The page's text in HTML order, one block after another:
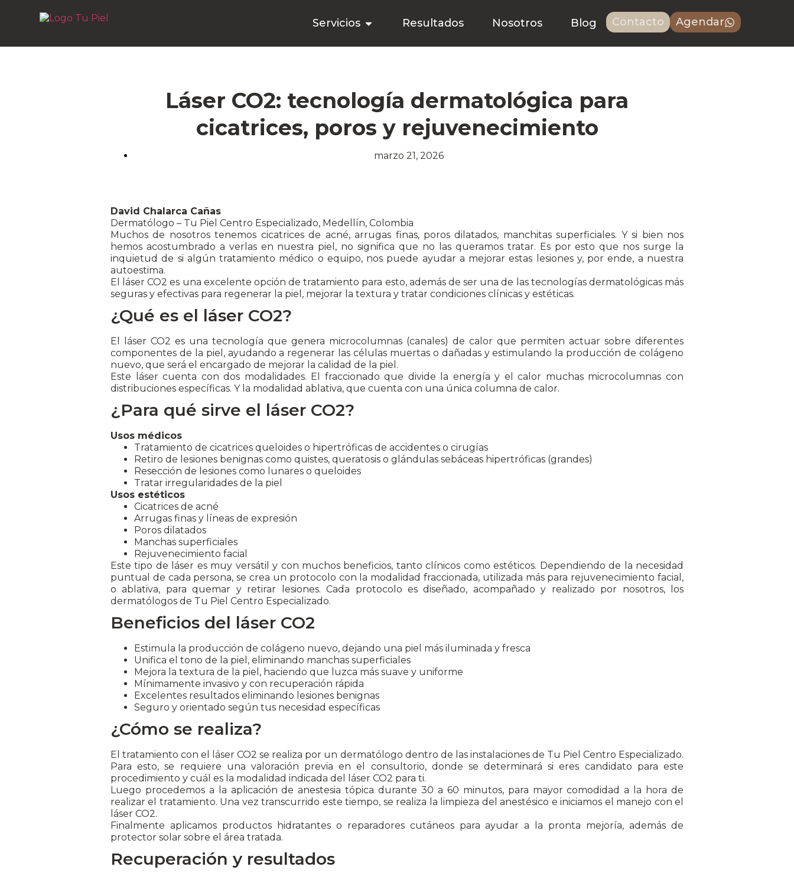
Servicios Resultados Nosotros Blog Contacto Agendar
Láser CO2: tecnología dermatológica para
cicatrices, poros y rejuvenecimiento
marzo 21, 2026
David Chalarca Cañas
Dermatólogo – Tu Piel Centro Especializado, Medellín, Colombia
Muchos de nosotros tenemos cicatrices de acné, arrugas finas, poros dilatados, manchitas superficiales. Y si bien nos
hemos acostumbrado a verlas en nuestra piel, no significa que no las queramos tratar. Es por esto que nos surge la
inquietud de si algún tratamiento médico o equipo, nos puede ayudar a mejorar estas lesiones y, por ende, a nuestra
autoestima.
El láser CO2 es una excelente opción de tratamiento para esto, además de ser una de las tecnologías dermatológicas más
seguras y efectivas para regenerar la piel, mejorar la textura y tratar condiciones clínicas y estéticas.
¿Qué es el láser CO2?
El láser CO2 es una tecnología que genera microcolumnas (canales) de calor que permiten actuar sobre diferentes
componentes de la piel, ayudando a regenerar las células muertas o dañadas y estimulando la producción de colágeno
nuevo, que será el encargado de mejorar la calidad de la piel.
Este láser cuenta con dos modalidades. El fraccionado que divide la energía y el calor muchas microcolumnas con
distribuciones específicas. Y la modalidad ablativa, que cuenta con una única columna de calor.
¿Para qué sirve el láser CO2?
Usos médicos
Tratamiento de cicatrices queloides o hipertróficas de accidentes o cirugías
Retiro de lesiones benignas como quistes, queratosis o glándulas sebáceas hipertróficas (grandes)
Resección de lesiones como lunares o queloides
Tratar irregularidades de la piel
Usos estéticos
Cicatrices de acné
Arrugas finas y líneas de expresión
Poros dilatados
Manchas superficiales
Rejuvenecimiento facial
Este tipo de láser es muy versátil y con muchos beneficios, tanto clínicos como estéticos. Dependiendo de la necesidad
puntual de cada persona, se crea un protocolo con la modalidad fraccionada, utilizada más para rejuvenecimiento facial,
o ablativa, para quemar y retirar lesiones. Cada protocolo es diseñado, acompañado y realizado por nosotros, los
dermatólogos de Tu Piel Centro Especializado.
Beneficios del láser CO2
Estimula la producción de colágeno nuevo, dejando una piel más iluminada y fresca
Unifica el tono de la piel, eliminando manchas superficiales
Mejora la textura de la piel, haciendo que luzca más suave y uniforme
Mínimamente invasivo y con recuperación rápida
Excelentes resultados eliminando lesiones benignas
Seguro y orientado según tus necesidad específicas
¿Cómo se realiza?
El tratamiento con el láser CO2 se realiza por un dermatólogo dentro de las instalaciones de Tu Piel Centro Especializado.
Para esto, se requiere una valoración previa en el consultorio, donde se determinará si eres candidato para este
procedimiento y cuál es la modalidad indicada del láser CO2 para ti.
Luego procedemos a la aplicación de anestesia tópica durante 30 a 60 minutos, para mayor comodidad a la hora de
realizar el tratamiento. Una vez transcurrido este tiempo, se realiza la limpieza del anestésico e iniciamos el manejo con el
láser CO2.
Finalmente aplicamos productos hidratantes o reparadores cutáneos para ayudar a la pronta mejoría, además de
protector solar sobre el área tratada.
Recuperación y resultados